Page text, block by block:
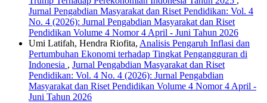
Jurnal Pengabdian Masyarakat dan Riset Pendidikan: Vol. 4
No. 4 (2026): Jurnal Pengabdian Masyarakat dan Riset
Pendidikan Volume 4 Nomor 4 April - Juni Tahun 2026
Umi Latifah, Hendra Riofita, Analisis Pengaruh Inflasi dan
Pertumbuhan Ekonomi terhadap Tingkat Pengangguran di
Indonesia , Jurnal Pengabdian Masyarakat dan Riset
Pendidikan: Vol. 4 No. 4 (2026): Jurnal Pengabdian
Masyarakat dan Riset Pendidikan Volume 4 Nomor 4 April -
Juni Tahun 2026